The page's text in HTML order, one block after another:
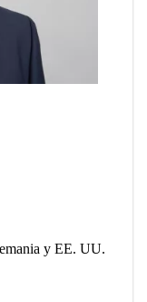
y EE. UU.